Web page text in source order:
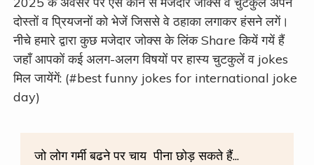
दोस्तों व प्रियजनों को भेजें जिससे वे ठहाका लगाकर हंसने लगें।
नीचे हमारे द्वारा कुछ मजेदार जोक्स के लिंक Share कियें गयें हैं
जहाँ आपकों कई अलग-अलग विषयों पर हास्य चुटकुलें व jokes
मिल जायेंगें: (#best funny jokes for international joke
day)
जो लोग गर्मी बढने पर चाय पीना छोड़ सकते हैं...